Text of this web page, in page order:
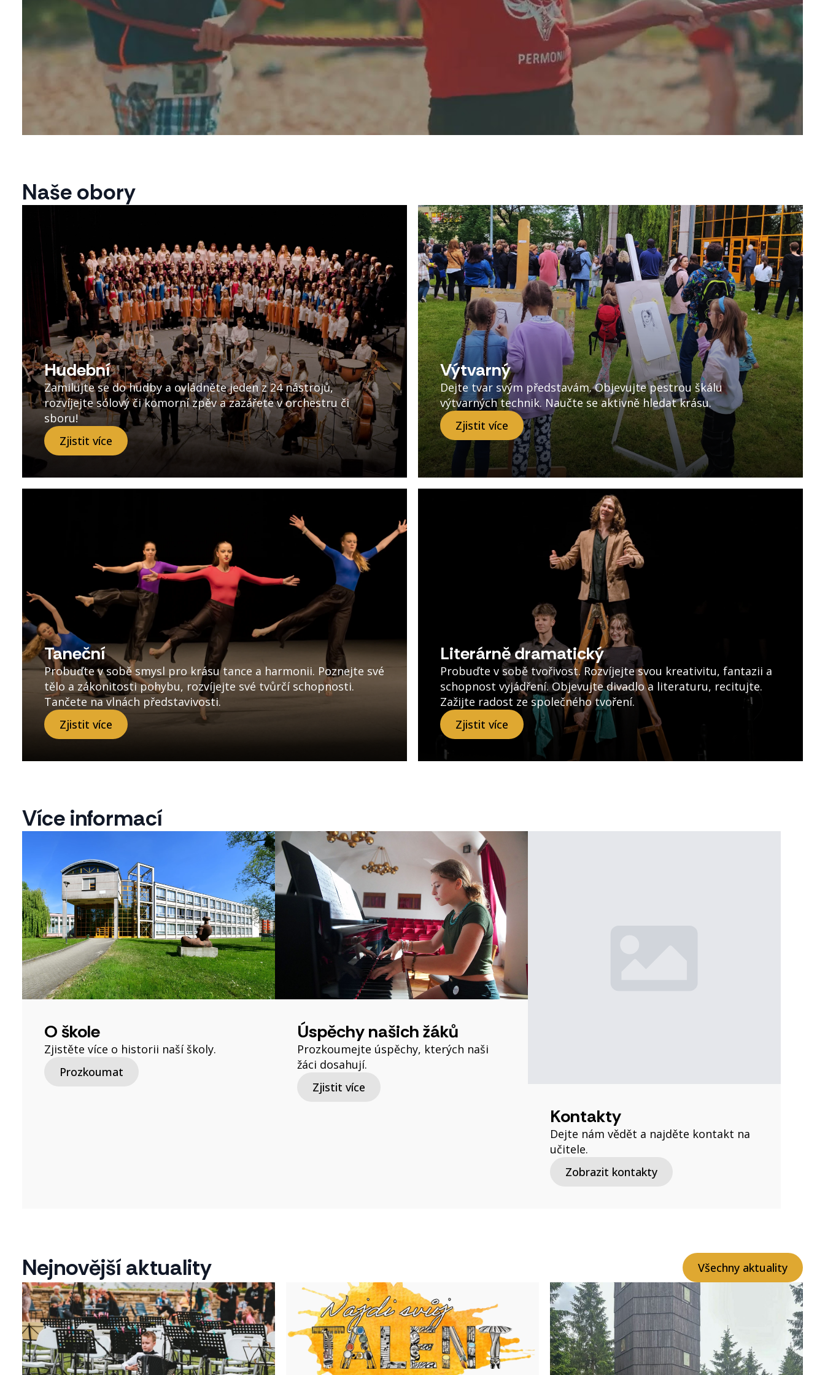
Naše obory
Hudební
Zamilujte se do hudby a ovládněte jeden z 24 nástrojů,
rozvíjejte sólový či komorní zpěv a zazářete v orchestru či
sboru!
Zjistit více
Výtvarný
Dejte tvar svým představám. Objevujte pestrou škálu
výtvarných technik. Naučte se aktivně hledat krásu.
Zjistit více
Taneční
Probuďte v sobě smysl pro krásu tance a harmonii. Poznejte své
tělo a zákonitosti pohybu, rozvíjejte své tvůrčí schopnosti.
Tančete na vlnách představivosti.
Zjistit více
Literárně dramatický
Probuďte v sobě tvořivost. Rozvíjejte svou kreativitu, fantazii a
schopnost vyjádření. Objevujte divadlo a literaturu, recitujte.
Zažijte radost ze společného tvoření.
Zjistit více
Více informací
O škole
Zjistěte více o historii naší školy.
Prozkoumat
Úspěchy našich žáků
Prozkoumejte úspěchy, kterých naši
žáci dosahují.
Zjistit více
Kontakty
Dejte nám vědět a najděte kontakt na
učitele.
Zobrazit kontakty
Nejnovější aktuality Všechny aktuality